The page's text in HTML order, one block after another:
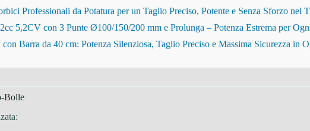
Professionali da Potatura per un Taglio Preciso, Potente e Senza Sforzo nel
5,2CV con 3 Punte Ø100/150/200 mm e Prolunga – Potenza Estrema per
Barra da 40 cm: Potenza Silenziosa, Taglio Preciso e Massima Sicurezza in
Bolle